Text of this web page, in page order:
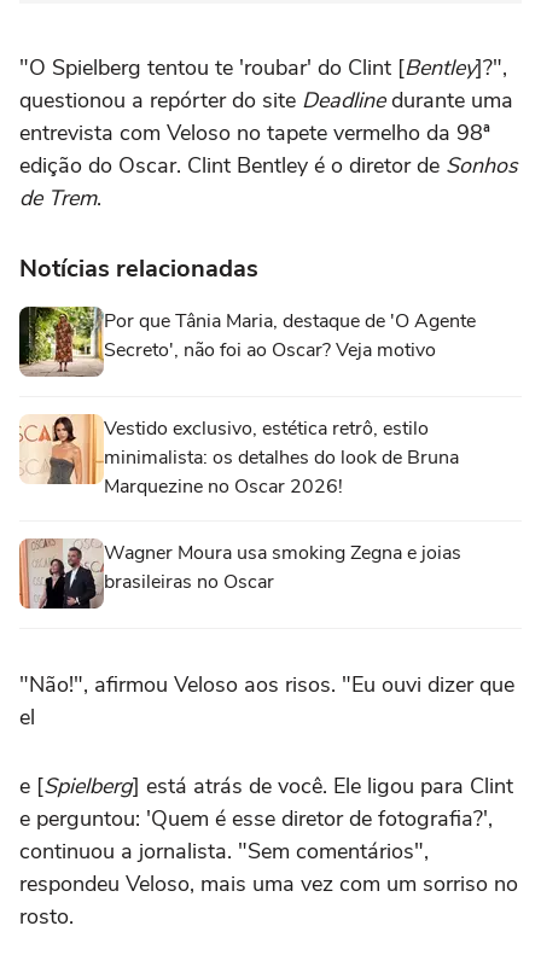
"O Spielberg tentou te 'roubar' do Clint [Bentley]?",
questionou a repórter do site Deadlinedurante uma
entrevista com Veloso no tapete vermelho da 98ª
edição do Oscar. Clint Bentley é o diretor de Sonhos
de Trem.
Notícias relacionadas
Por que Tânia Maria, destaque de 'O Agente
Secreto', não foi ao Oscar? Veja motivo
Vestido exclusivo, estética retrô, estilo
minimalista: os detalhes do look de Bruna
Marquezine no Oscar 2026!
Wagner Moura usa smoking Zegna e joias
brasileiras no Oscar
"Não!", afirmou Veloso aos risos. "Eu ouvi dizer que
el
e [Spielberg] está atrás de você. Ele ligou para Clint
e perguntou: 'Quem é esse diretor de fotografia?',
continuou a jornalista. "Sem comentários",
respondeu Veloso, mais uma vez com um sorriso no
rosto.